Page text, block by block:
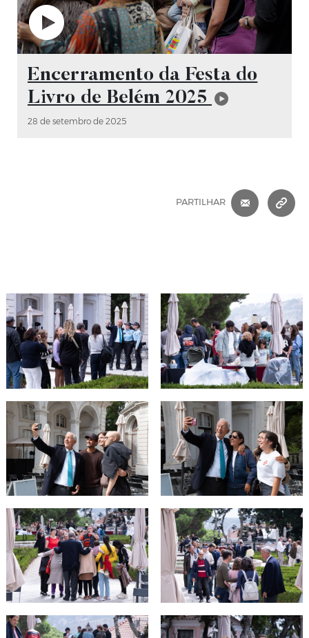
Vídeo
Encerramento da Festa do
Livro de Belém 2025
28 de setembro de 2025
PARTILHAR